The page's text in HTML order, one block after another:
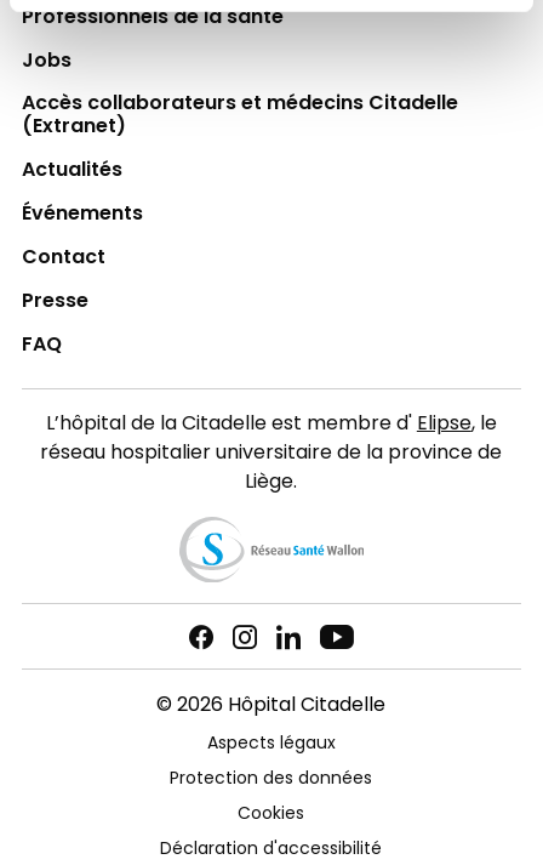
Professionnels de la santé
Jobs
Accès collaborateurs et médecins Citadelle
(Extranet)
Actualités
Événements
Contact
Presse
FAQ
L’hôpital de la Citadelle est membre d'Elipse, le
réseau hospitalier universitaire de la province de
Liège.
© 2026 Hôpital Citadelle
Aspects légaux
Protection des données
Cookies
Déclaration d'accessibilité